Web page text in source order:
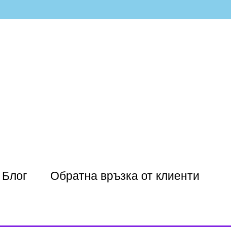
Блог Обратна връзка от клиенти